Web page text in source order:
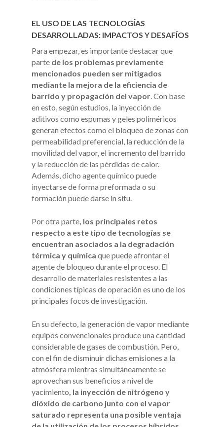
EL USO DE LAS TECNOLOGÍAS
DESARROLLADAS: IMPACTOS Y DESAFÍOS
Para empezar, es importante destacar que
parte de los problemas previamente
mencionados pueden ser mitigados
mediante la mejora de la eficiencia de
barrido y propagación del vapor . Con base
en esto, según estudios, la inyección de
aditivos como espumas y geles poliméricos
generan efectos como el bloqueo de zonas con
permeabilidad preferencial, la reducción de la
movilidad del vapor, el incremento del barrido
y la reducción de las pérdidas de calor.
Además, dicho agente químico puede
inyectarse de forma preformada o su
formación puede darse in situ.
Por otra parte , los principales retos
respecto a este tipo de tecnologías se
encuentran asociados a la degradación
térmica y química que puede afrontar el
agente de bloqueo durante el proceso. El
desarrollo de materiales resistentes a las
condiciones típicas de operación es uno de los
principales focos de investigación.
En su defecto, la generación de vapor mediante
equipos convencionales produce una cantidad
considerable de gases de combustión. Pero,
con el fin de disminuir dichas emisiones a la
atmósfera mientras simultáneamente se
aprovechan sus beneficios a nivel de
yacimiento , la inyección de nitrógeno y
dióxido de carbono junto con el vapor
saturado representa una posible ventaja